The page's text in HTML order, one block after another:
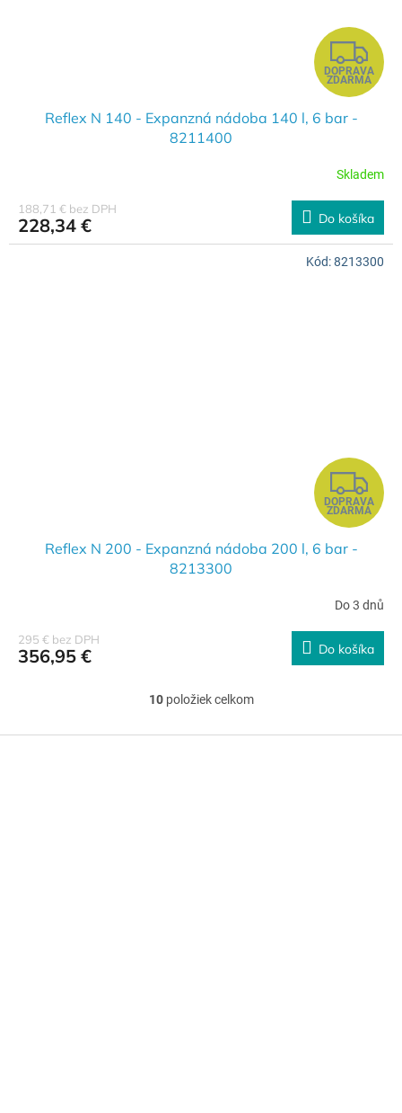
Z
A
A
R
M
O
DOPRAVA
ZDARMA
Reflex N 140 - Expanzná nádoba 140 l, 6 bar -
8211400
Skladem
188,71 € bez DPH
228,34 € Do košíka
Z
A
A
R
M
DOPRAVA
ZDARMA
Reflex N 200 - Expanzná nádoba 200 l, 6 bar -
8213300
Do 3 dnů
295 € bez DPH
356,95 € Do košíka
Kód:8213300
O
l
10položiek celkom
Z